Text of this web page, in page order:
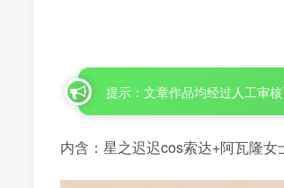
提示：文章作品均经过人工审
内含：星之迟迟cos索达+阿瓦隆女